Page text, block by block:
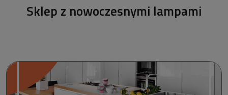
Sklep z nowoczesnymi lampami